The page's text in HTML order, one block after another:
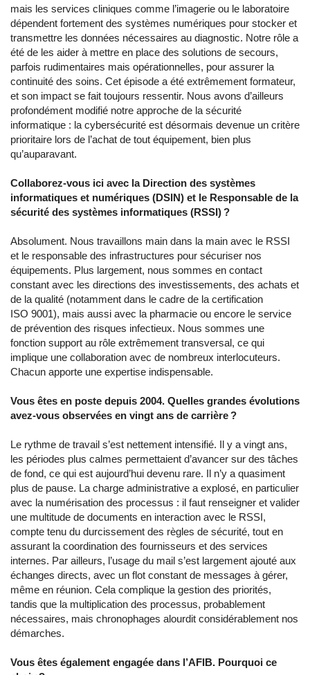
mais les services cliniques comme l’imagerie ou le laboratoire
dépendent fortement des systèmes numériques pour stocker et
transmettre les données nécessaires au diagnostic. Notre rôle a
été de les aider à mettre en place des solutions de secours,
parfois rudimentaires mais opérationnelles, pour assurer la
continuité des soins. Cet épisode a été extrêmement formateur,
et son impact se fait toujours ressentir. Nous avons d’ailleurs
profondément modifié notre approche de la sécurité
informatique : la cybersécurité est désormais devenue un critère
prioritaire lors de l’achat de tout équipement, bien plus
qu’auparavant.
Collaborez-vous ici avec la Direction des systèmes
informatiques et numériques (DSIN) et le Responsable de la
sécurité des systèmes informatiques (RSSI) ?
Absolument. Nous travaillons main dans la main avec le RSSI
et le responsable des infrastructures pour sécuriser nos
équipements. Plus largement, nous sommes en contact
constant avec les directions des investissements, des achats et
de la qualité (notamment dans le cadre de la certification
ISO 9001), mais aussi avec la pharmacie ou encore le service
de prévention des risques infectieux. Nous sommes une
fonction support au rôle extrêmement transversal, ce qui
implique une collaboration avec de nombreux interlocuteurs.
Chacun apporte une expertise indispensable.
Vous êtes en poste depuis 2004. Quelles grandes évolutions
avez-vous observées en vingt ans de carrière ?
Le rythme de travail s’est nettement intensifié. Il y a vingt ans,
les périodes plus calmes permettaient d’avancer sur des tâches
de fond, ce qui est aujourd’hui devenu rare. Il n’y a quasiment
plus de pause. La charge administrative a explosé, en particulier
avec la numérisation des processus : il faut renseigner et valider
une multitude de documents en interaction avec le RSSI,
compte tenu du durcissement des règles de sécurité, tout en
assurant la coordination des fournisseurs et des services
internes. Par ailleurs, l’usage du mail s’est largement ajouté aux
échanges directs, avec un flot constant de messages à gérer,
même en réunion. Cela complique la gestion des priorités,
tandis que la multiplication des processus, probablement
nécessaires, mais chronophages alourdit considérablement nos
démarches.
Vous êtes également engagée dans l’AFIB. Pourquoi ce